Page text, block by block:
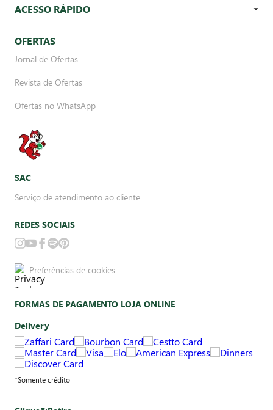
ACESSO RÁPIDO
OFERTAS
Jornal de Ofertas
Revista de Ofertas
Ofertas no WhatsApp
SAC
Serviço de atendimento ao cliente
REDES SOCIAIS
Preferências de cookies
FORMAS DE PAGAMENTO LOJA ONLINE
Delivery
*Somente crédito